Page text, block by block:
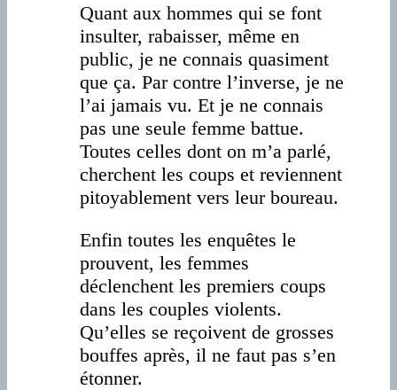
Quant aux hommes qui se font
insulter, rabaisser, même en
public, je ne connais quasiment
que ça. Par contre l’inverse, je ne
l’ai jamais vu. Et je ne connais
pas une seule femme battue.
Toutes celles dont on m’a parlé,
cherchent les coups et reviennent
pitoyablement vers leur boureau.
Enfin toutes les enquêtes le
prouvent, les femmes
déclenchent les premiers coups
dans les couples violents.
Qu’elles se reçoivent de grosses
bouffes après, il ne faut pas s’en
étonner.